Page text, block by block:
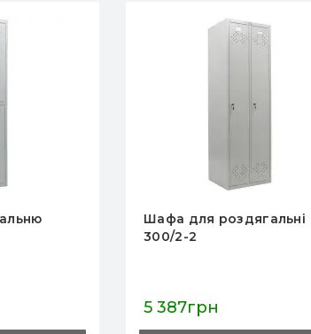
Шафа для роздягальні
300/2-2
5 387грн